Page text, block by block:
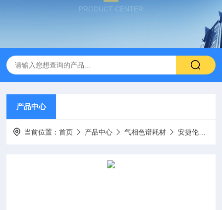
PRODUCT CENTER
产品中心
当前位置：首页 产品中心 气相色谱耗材 安捷伦气相耗材